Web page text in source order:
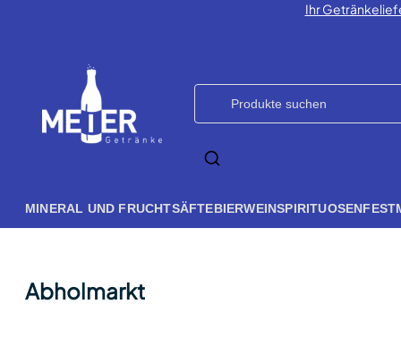
Ihr
MINERAL UND FRUCHTSÄFTEBIERWEINSPIRITUOSEN
Abholmarkt